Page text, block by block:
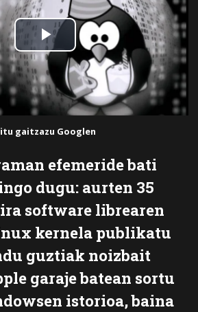
gaitzazu Googlen
efemeride bati
dugu: aurten 35
software librearen
kernela publikatu
guztiak noizbait
garaje batean sortu
istorioa, baina